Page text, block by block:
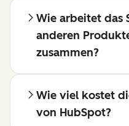
Wie arbeitet das
anderen
zusammen?
Wie viel kostet
von HubSpot?